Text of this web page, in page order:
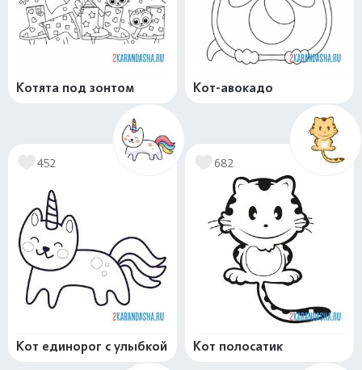
Котята под зонтом Кот-авокадо
452
Кот единорог с улыбкой
682
Кот полосатик